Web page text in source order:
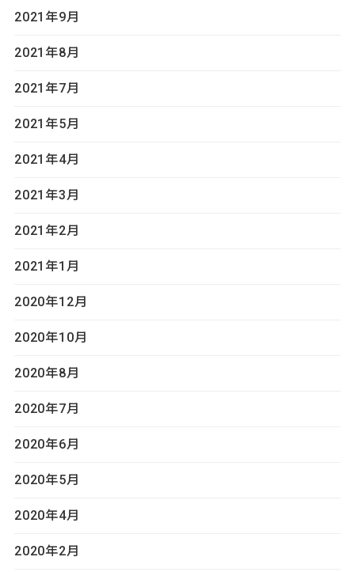
2021年9月
2021年8月
2021年7月
2021年5月
2021年4月
2021年3月
2021年2月
2021年1月
2020年12月
2020年10月
2020年8月
2020年7月
2020年6月
2020年5月
2020年4月
2020年2月